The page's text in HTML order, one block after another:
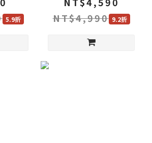
5.9折
NT$4,990 9.2折